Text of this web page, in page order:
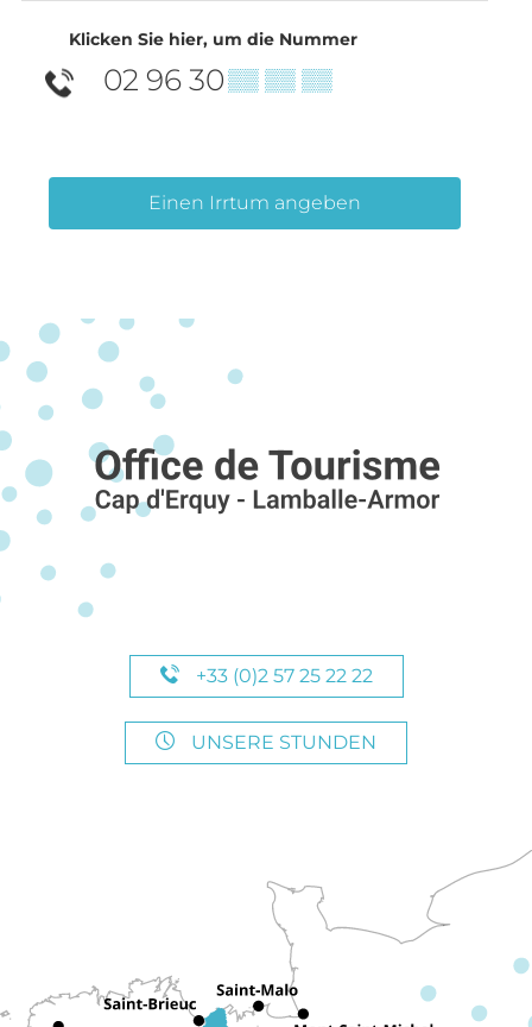
Klicken Sie hier, um die Nummer
02 96 30▒▒ ▒▒ ▒▒
Einen Irrtum angeben
+33 (0)2 57 25 22 22
UNSERE STUNDEN